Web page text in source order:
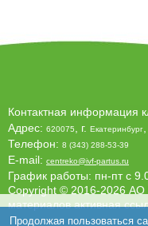
Контактная информация
Адрес: 620075 , г. Екатеринбург
Телефон: 8 (343) 288-53-39
E-mail: centreko@ivf-partus.ru
График работы: пн-пт с
Copyright © 2016-2026
материалов активная